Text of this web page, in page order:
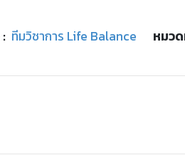
ทีมวิชาการ Life Balance หมว